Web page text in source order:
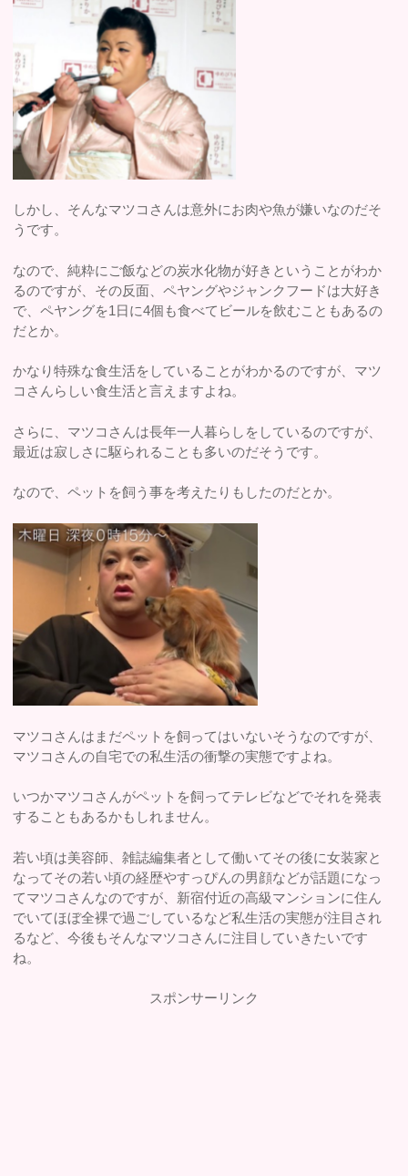
しかし、そんなマツコさんは意外にお肉や魚が嫌いなのだそ
うです。
なので、純粋にご飯などの炭水化物が好きということがわか
るのですが、その反面、ペヤングやジャンクフードは大好き
で、ペヤングを1日に4個も食べてビールを飲むこともあるの
だとか。
かなり特殊な食生活をしていることがわかるのですが、マツ
コさんらしい食生活と言えますよね。
さらに、マツコさんは長年一人暮らしをしているのですが、
最近は寂しさに駆られることも多いのだそうです。
なので、ペットを飼う事を考えたりもしたのだとか。
マツコさんはまだペットを飼ってはいないそうなのですが、
マツコさんの自宅での私生活の衝撃の実態ですよね。
いつかマツコさんがペットを飼ってテレビなどでそれを発表
することもあるかもしれません。
若い頃は美容師、雑誌編集者として働いてその後に女装家と
なってその若い頃の経歴やすっぴんの男顔などが話題になっ
てマツコさんなのですが、新宿付近の高級マンションに住ん
でいてほぼ全裸で過ごしているなど私生活の実態が注目され
るなど、今後もそんなマツコさんに注目していきたいです
ね。
スポンサーリンク